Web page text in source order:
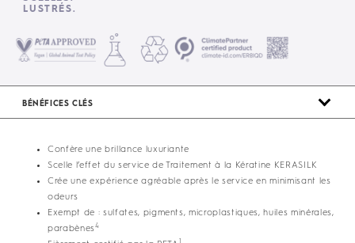
LUSTRÉS.
BÉNÉFICES CLÉS
Confère une brillance luxuriante
Scelle l’effet du service de Traitement à la Kératine KERASILK
Crée une expérience agréable après le service en minimisant les
odeurs
Exempt de : sulfates, pigments, microplastiques, huiles minérales,
parabènes4
1